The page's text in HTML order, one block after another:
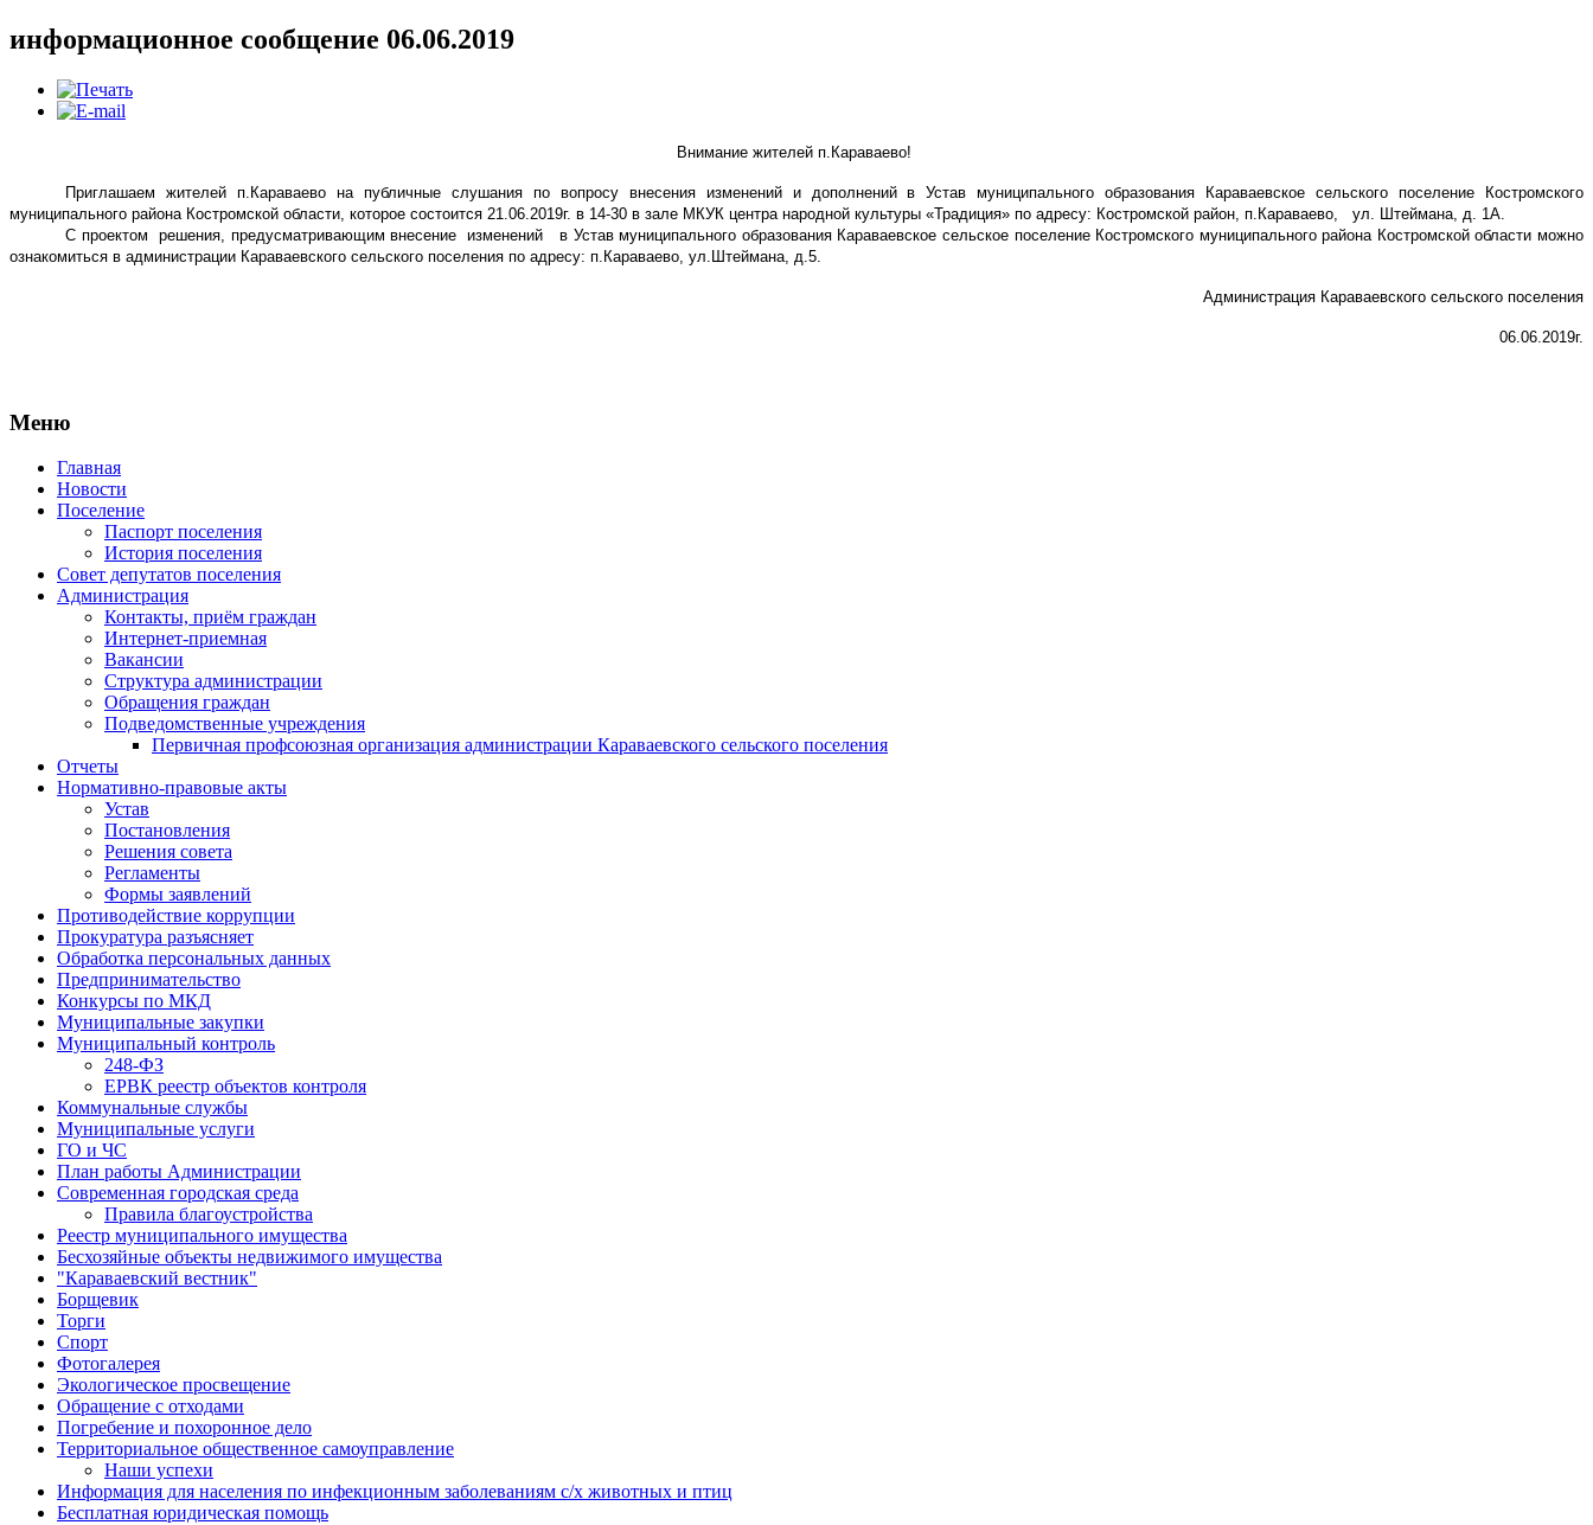
информационное сообщение 06.06.2019
Внимание жителей п.Караваево!
Приглашаем жителей п.Караваево на публичные слушания по вопросу внесения изменений и дополнений в Устав муниципального образования Караваевское сельского поселение Костромского
муниципального района Костромской области, которое состоится 21.06.2019г. в 14-30 в зале МКУК центра народной культуры «Традиция» по адресу: Костромской район, п.Караваево,
ул. Штеймана, д. 1А.
С проектом
решения, предусматривающим внесение изменений
в Устав муниципального образования Караваевское сельское поселение Костромского муниципального района Костромской области можно
ознакомиться в администрации Караваевского сельского поселения по адресу: п.Караваево, ул.Штеймана, д.5.
Администрация Караваевского сельского поселения
06.06.2019г.
Меню
Главная
Новости
Поселение
Паспорт поселения
История поселения
Совет депутатов поселения
Администрация
Контакты, приём граждан
Интернет-приемная
Вакансии
Структура администрации
Обращения граждан
Подведомственные учреждения
Первичная профсоюзная организация администрации Караваевского сельского поселения
Отчеты
Нормативно-правовые акты
Устав
Постановления
Решения совета
Регламенты
Формы заявлений
Противодействие коррупции
Прокуратура разъясняет
Обработка персональных данных
Предпринимательство
Конкурсы по МКД
Муниципальные закупки
Муниципальный контроль
248-ФЗ
ЕРВК реестр объектов контроля
Коммунальные службы
Муниципальные услуги
ГО и ЧС
План работы Администрации
Современная городская среда
Правила благоустройства
Реестр муниципального имущества
Бесхозяйные объекты недвижимого имущества
"Караваевский вестник"
Борщевик
Торги
Спорт
Фотогалерея
Экологическое просвещение
Обращение с отходами
Погребение и похоронное дело
Территориальное общественное самоуправление
Наши успехи
Информация для населения по инфекционным заболеваниям с/х животных и птиц
Бесплатная юридическая помощь